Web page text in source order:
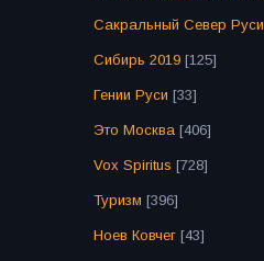
Сакральный Север Руси
Сибирь 2019 [125]
Гении Руси [33]
Это Москва [406]
Vox Spiritus [728]
Туризм [396]
Ноев Ковчег [43]